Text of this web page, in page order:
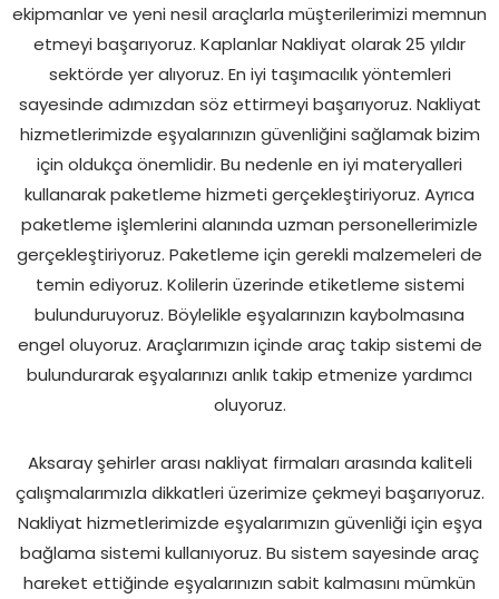
ekipmanlar ve yeni nesil araçlarla müşterilerimizi memnun
etmeyi başarıyoruz. Kaplanlar Nakliyat olarak 25 yıldır
sektörde yer alıyoruz. En iyi taşımacılık yöntemleri
sayesinde adımızdan söz ettirmeyi başarıyoruz. Nakliyat
hizmetlerimizde eşyalarınızın güvenliğini sağlamak bizim
için oldukça önemlidir. Bu nedenle en iyi materyalleri
kullanarak paketleme hizmeti gerçekleştiriyoruz. Ayrıca
paketleme işlemlerini alanında uzman personellerimizle
gerçekleştiriyoruz. Paketleme için gerekli malzemeleri de
temin ediyoruz. Kolilerin üzerinde etiketleme sistemi
bulunduruyoruz. Böylelikle eşyalarınızın kaybolmasına
engel oluyoruz. Araçlarımızın içinde araç takip sistemi de
bulundurarak eşyalarınızı anlık takip etmenize yardımcı
oluyoruz.
Aksaray şehirler arası nakliyat firmaları arasında kaliteli
çalışmalarımızla dikkatleri üzerimize çekmeyi başarıyoruz.
Nakliyat hizmetlerimizde eşyalarımızın güvenliği için eşya
bağlama sistemi kullanıyoruz. Bu sistem sayesinde araç
hareket ettiğinde eşyalarınızın sabit kalmasını mümkün